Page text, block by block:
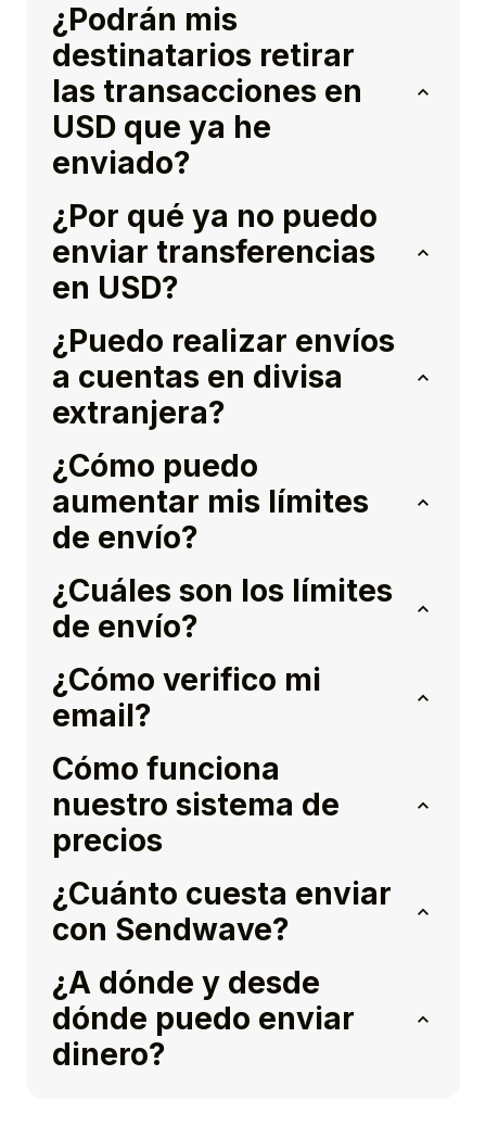
¿Podrán mis
destinatarios retirar
las transacciones en
USD que ya he
enviado?
¿Por qué ya no puedo
enviar transferencias
en USD?
¿Puedo realizar envíos
a cuentas en divisa
extranjera?
¿Cómo puedo
aumentar mis límites
de envío?
¿Cuáles son los límites
de envío?
¿Cómo verifico mi
email?
Cómo funciona
nuestro sistema de
precios
¿Cuánto cuesta enviar
con Sendwave?
¿A dónde y desde
dónde puedo enviar
dinero?